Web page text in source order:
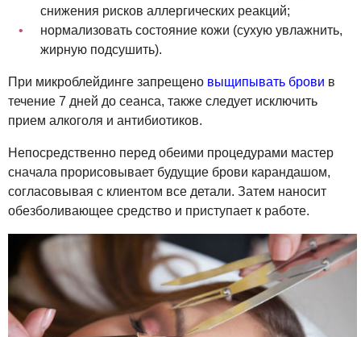
снижения рисков аллергических реакций;
нормализовать состояние кожи (сухую увлажнить,
жирную подсушить).
При микроблейдинге запрещено выщипывать брови в
течение 7 дней до сеанса, также следует исключить
прием алкоголя и антибиотиков.
Непосредственно перед обеими процедурами мастер
сначала прорисовывает будущие брови карандашом,
согласовывая с клиентом все детали. Затем наносит
обезболивающее средство и приступает к работе.